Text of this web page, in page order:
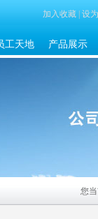
加入收藏 设
工天地 产品展示
您